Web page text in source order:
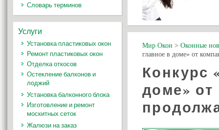
Мир Окон > Оконные
главное в доме» от
Конкурс
доме» от
Словарь терминов
Услуги
Установка пластиковых окон
Ремонт пластиковых окон
Отделка откосов
Остекление балконов и
лоджий
Установка балконного блока
Изготовление и ремонт
москитных сеток
Жалюзи на заказ